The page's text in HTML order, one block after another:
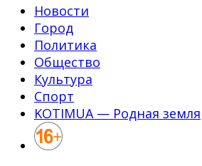
Новости
Город
Политика
Общество
Культура
Спорт
KOTIMUA — Родная земля